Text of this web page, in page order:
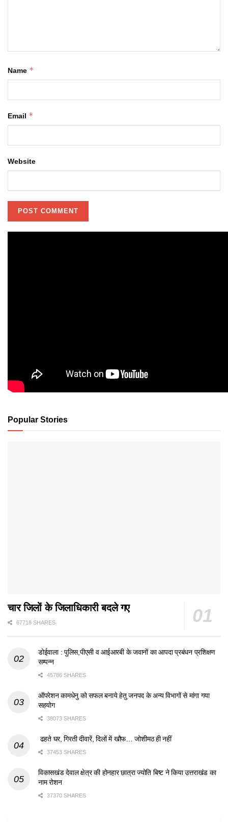
Name *
Email *
Website
Popular Stories
चार जिलों के जिलाधिकारी बदले गए
67718 SHARES
डोईवाला : पुलिस,पीएसी व आईआरबी के जवानों का आपदा प्रबंधन प्रशिक्षण
सम्पन्न
45786 SHARES
ऑपरेशन कामधेनु को सफल बनाये हेतु जनपद के अन्य विभागों से मांगा गया
सहयोग
38073 SHARES
ढहते घर, गिरती दीवारें, दिलों में खौफ… जोशीमठ ही नहीं
37453 SHARES
विकासखंड देवाल क्षेत्र की होनहार छात्रा ज्योति बिष्ट ने किया उत्तराखंड का
नाम रोशन
37370 SHARES